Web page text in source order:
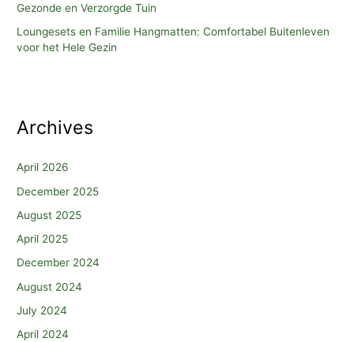
Gezonde en Verzorgde Tuin
Loungesets en Familie Hangmatten: Comfortabel Buitenleven
voor het Hele Gezin
Archives
April 2026
December 2025
August 2025
April 2025
December 2024
August 2024
July 2024
April 2024